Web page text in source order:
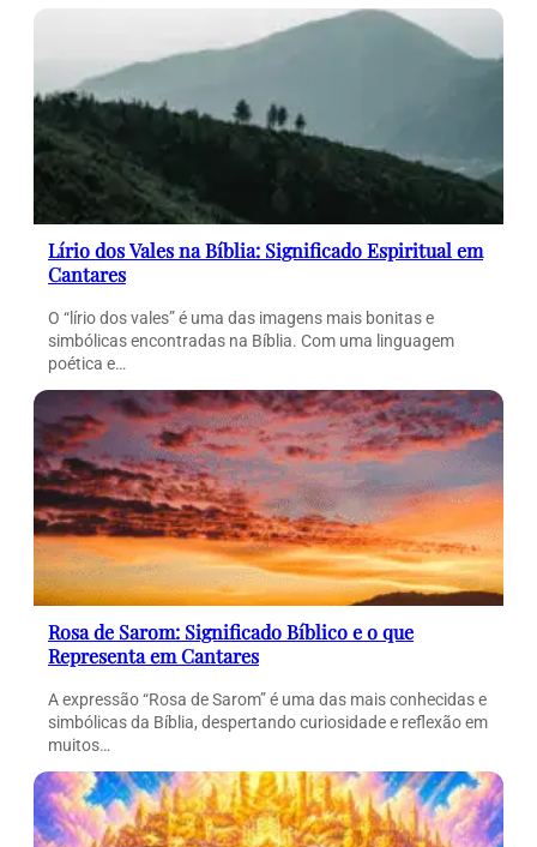
Lírio dos Vales na Bíblia: Significado Espiritual em
Cantares
O “lírio dos vales” é uma das imagens mais bonitas e
simbólicas encontradas na Bíblia. Com uma linguagem
poética e…
Rosa de Sarom: Significado Bíblico e o que
Representa em Cantares
A expressão “Rosa de Sarom” é uma das mais conhecidas e
simbólicas da Bíblia, despertando curiosidade e reflexão em
muitos…